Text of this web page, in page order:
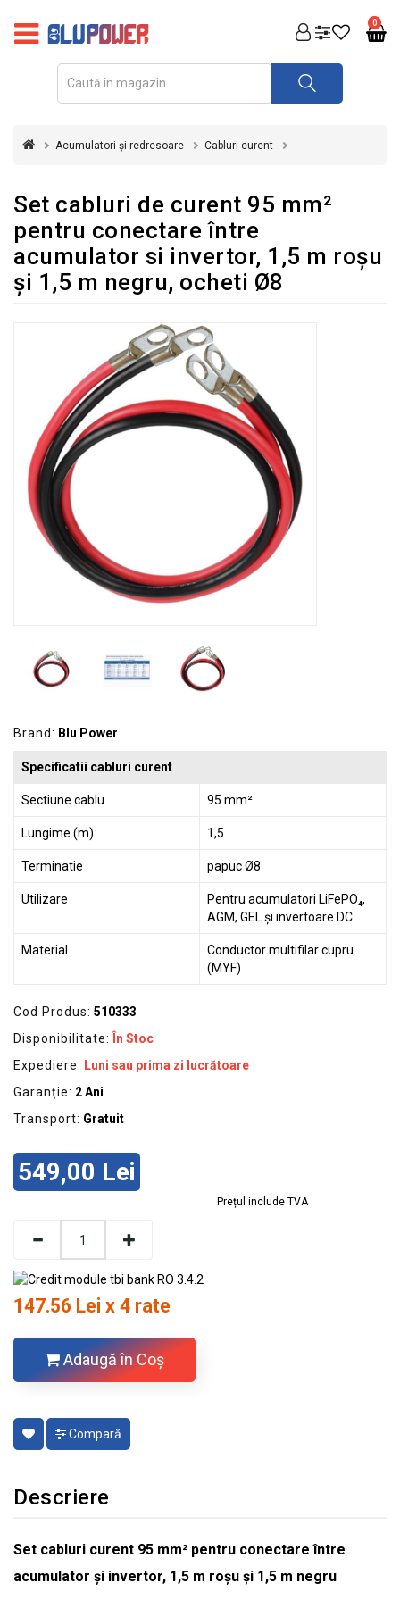
0
FOTOVOLTAICE
REDRESOARE
INVERTOARE
UPS
&
STABILIZATOARE
GRADINA
SCULE
ECHIPAMENTE
ELECTRICE
ECHIPAMENTE
Acumulatori și redresoare Cabluri curent
Set cabluri de curent 95 mm²
pentru conectare între
acumulator si invertor, 1,5 m roșu
şi 1,5 m negru, ocheti Ø8
Brand: Blu Power
Specificatii cabluri curent
Sectiune cablu 95 mm²
Lungime (m) 1,5
Terminatie papuc Ø8
Utilizare
Pentru acumulatori LiFePO₄,
AGM, GEL și invertoare DC.
Material
Conductor multifilar cupru
(MYF)
Cod Produs: 510333
Disponibilitate:
În Stoc
Expediere: Luni sau prima zi lucrătoare
Garanție: 2 Ani
Transport: Gratuit
549,00 Lei
Prețul include TVA
147.56 Lei x 4 rate
Adaugă în Coş
Compară
Descriere
Set cabluri curent 95 mm² pentru conectare între
acumulator și invertor, 1,5 m roșu şi 1,5 m negru